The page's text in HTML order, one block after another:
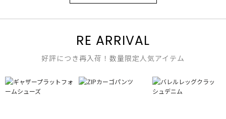
RE ARRIVAL
好評につき再入荷！数量限定人気アイテム